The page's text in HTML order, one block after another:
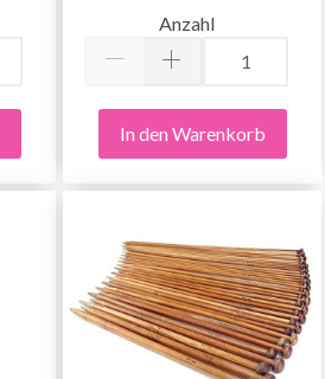
Anzahl
In den Warenkorb